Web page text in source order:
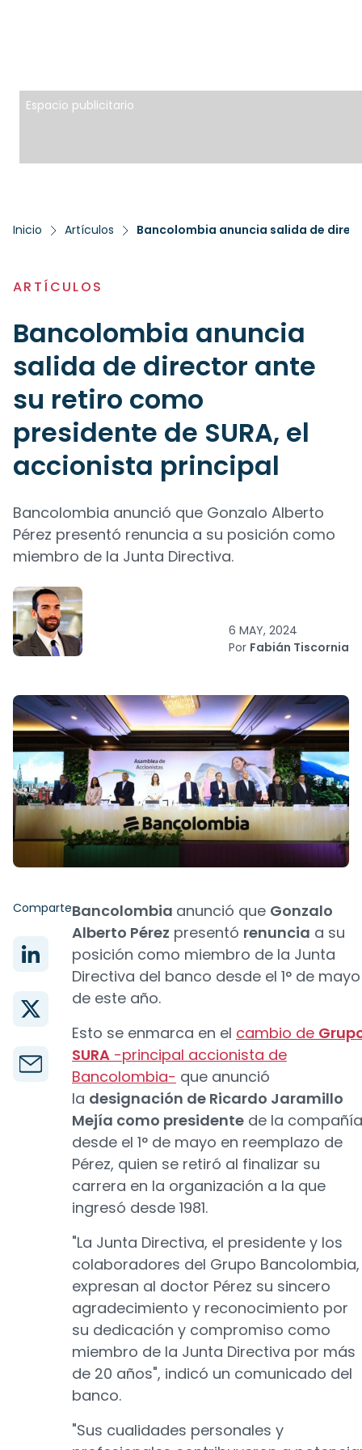
Espacio publicitario
Inicio Artículos
ARTÍCULOS
Bancolombia anuncia
salida de director ante
su retiro como
presidente de SURA, el
accionista principal
Bancolombia anunció que Gonzalo Alberto
Pérez presentó renuncia a su posición como
miembro de la Junta Directiva.
6 MAY, 2024
Por Fabián Tiscornia
ComparteBancolombia anunció que Gonzalo
Alberto Pérez presentó renuncia a su
posición como miembro de la Junta
Directiva del banco desde el 1° de mayo
de este año.
Esto se enmarca en el cambio de
SURA -principal accionista de
Bancolombia- que anunció
la designación de Ricardo Jaramillo
Mejía como presidente de la compañía
desde el 1° de mayo en reemplazo de
Pérez, quien se retiró al finalizar su
carrera en la organización a la que
ingresó desde 1981.
"La Junta Directiva, el presidente y los
colaboradores del Grupo Bancolombia,
expresan al doctor Pérez su sincero
agradecimiento y reconocimiento por
su dedicación y compromiso como
miembro de la Junta Directiva por más
de 20 años", indicó un comunicado del
banco.
"Sus cualidades personales y